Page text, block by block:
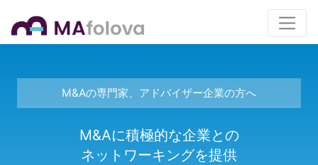
M&Aの専門家、アドバイザー企業の方へ
M&Aに積極的な企業との
ネットワーキングを提供